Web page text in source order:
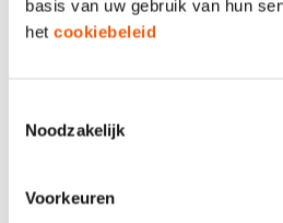
basis van uw gebruik van hun
het cookiebeleid
Noodzakelijk
Voorkeuren
Dupi